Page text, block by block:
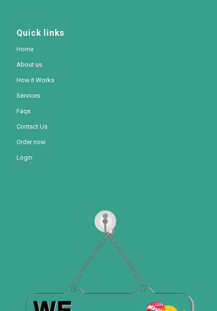
Quick links
Home
About us
How it Works
Services
Faqs
Contact Us
Order now
Login